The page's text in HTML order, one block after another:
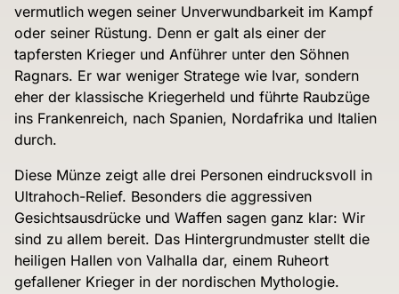
vermutlich wegen seiner Unverwundbarkeit im Kampf
oder seiner Rüstung. Denn er galt als einer der
tapfersten Krieger und Anführer unter den Söhnen
Ragnars. Er war weniger Stratege wie Ivar, sondern
eher der klassische Kriegerheld und führte Raubzüge
ins Frankenreich, nach Spanien, Nordafrika und Italien
durch.
Diese Münze zeigt alle drei Personen eindrucksvoll in
Ultrahoch-Relief. Besonders die aggressiven
Gesichtsausdrücke und Waffen sagen ganz klar: Wir
sind zu allem bereit. Das Hintergrundmuster stellt die
heiligen Hallen von Valhalla dar, einem Ruheort
gefallener Krieger in der nordischen Mythologie.